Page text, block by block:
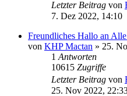
Letzter Beitrag von
7. Dez 2022, 14:10
Freundliches Hallo an
von KHP Mactan » 25.
1 Antworten
10615 Zugriffe
Letzter Beitrag von
25. Nov 2022,